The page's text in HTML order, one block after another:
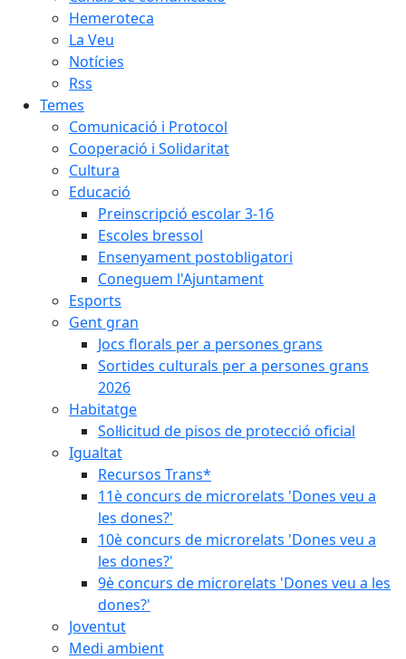
Hemeroteca
La Veu
Notícies
Rss
Temes
Comunicació i Protocol
Cooperació i Solidaritat
Cultura
Educació
Preinscripció escolar 3-16
Escoles bressol
Ensenyament postobligatori
Coneguem l'Ajuntament
Esports
Gent gran
Jocs florals per a persones grans
Sortides culturals per a persones grans
2026
Habitatge
Sol·licitud de pisos de protecció oficial
Igualtat
Recursos Trans*
11è concurs de microrelats 'Dones veu a
les dones?'
10è concurs de microrelats 'Dones veu a
les dones?'
9è concurs de microrelats 'Dones veu a les
dones?'
Joventut
Medi ambient